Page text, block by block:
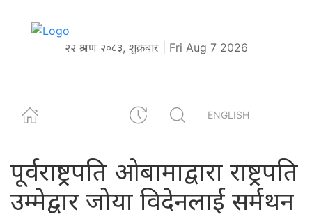
२२ श्रावण २०८३, शुक्रबार | Fri Aug 7 2026
ENGLISH
पूर्वराष्ट्रपति ओबामाद्वारा राष्ट्रपति
उम्मेद्वार जोया विदेनलाई सर्मथन